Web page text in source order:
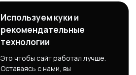
Используем куки и
рекомендательные
технологии
Это чтобы сайт работал лучше.
Оставаясь с нами, вы